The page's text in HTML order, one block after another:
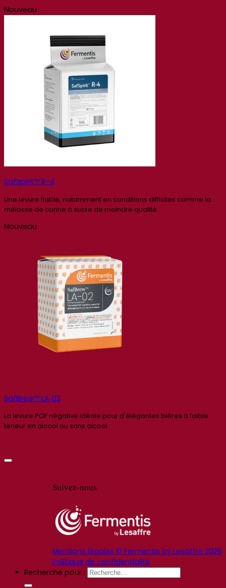
Nouveau
SafSpirit™ R-4
Une levure fiable, notamment en conditions difficiles comme la
mélasse de canne à sucre de moindre qualité.
Nouveau
SafBrew™ LA‑02
La levure POF négative idéale pour d'élégantes bières à faible
teneur en alcool ou sans alcool
Suivez-nous
Mentions légales © Fermentis by Lesaffre 2026
Politique de confidentialité
Recherche pour :